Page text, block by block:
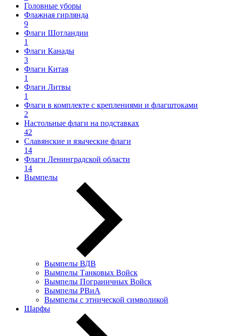
Головные уборы
Флажная гирлянда
9
Флаги Шотландии
1
Флаги Канады
3
Флаги Китая
1
Флаги Литвы
1
Флаги в комплекте с креплениями и флагштоками
2
Настольные флаги на подставках
42
Славянские и языческие флаги
14
Флаги Ленинградской области
14
Вымпелы
Вымпелы ВДВ
Вымпелы Танковых Войск
Вымпелы Пограничных Войск
Вымпелы РВиА
Вымпелы с этнической символикой
Шарфы